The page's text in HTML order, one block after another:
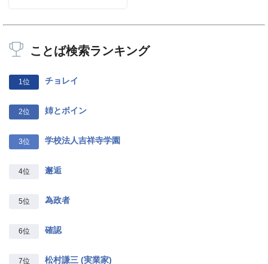
ことば検索ランキング
1位 チョレイ
2位 姉とボイン
3位 学校法人吉祥寺学園
4位 邂逅
5位 為政者
6位 確認
7位 松村謙三 (実業家)